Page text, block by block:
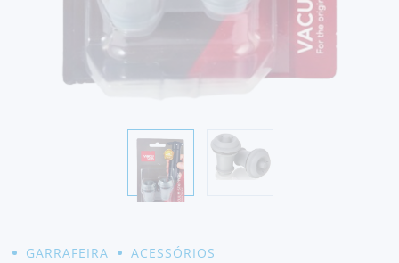
GARRAFEIRA ACESSÓRIOS